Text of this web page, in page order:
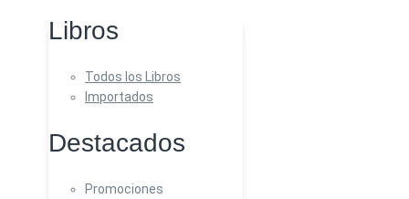
Libros
Todos los Libros
Importados
Destacados
Promociones